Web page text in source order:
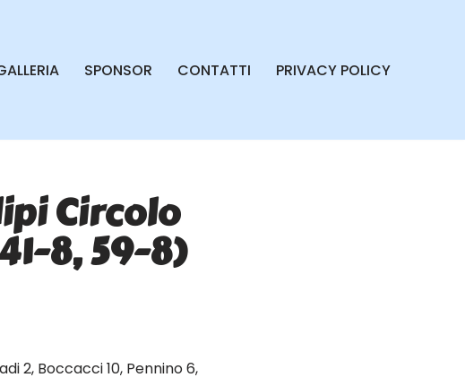
SPONSOR CONTATTI PRIVACY POLICY
Circolo
8, 59-8)
2, Boccacci 10, Pennino 6,